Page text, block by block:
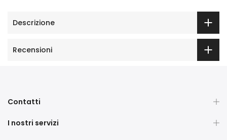
Descrizione
Recensioni
Contatti
I nostri servizi